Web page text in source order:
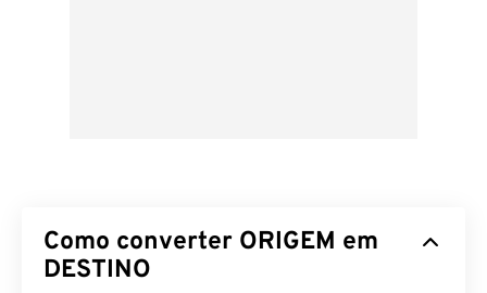
Como converter ORIGEM em
DESTINO